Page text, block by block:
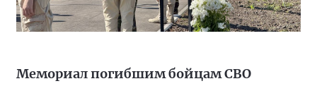
Мемориал погибшим бойцам СВО